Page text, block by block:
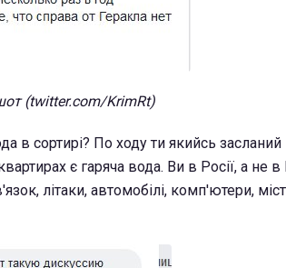
(twitter.com/KrimRt)
в сортирі? По ходу ти якийсь засланий
є гаряча вода. Ви в Росії, а не в
літаки, автомобілі, комп'ютери,